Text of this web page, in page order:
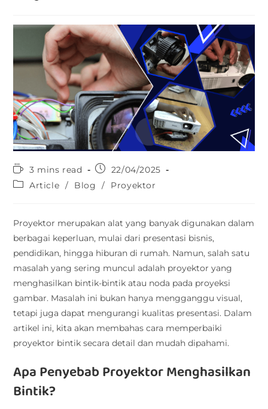
3 mins read
22/04/2025
Article / Blog / Proyektor
Proyektor merupakan alat yang banyak digunakan dalam
berbagai keperluan, mulai dari presentasi bisnis,
pendidikan, hingga hiburan di rumah. Namun, salah satu
masalah yang sering muncul adalah proyektor yang
menghasilkan bintik-bintik atau noda pada proyeksi
gambar. Masalah ini bukan hanya mengganggu visual,
tetapi juga dapat mengurangi kualitas presentasi. Dalam
artikel ini, kita akan membahas cara memperbaiki
proyektor bintik secara detail dan mudah dipahami.
Apa Penyebab Proyektor Menghasilkan
Bintik?